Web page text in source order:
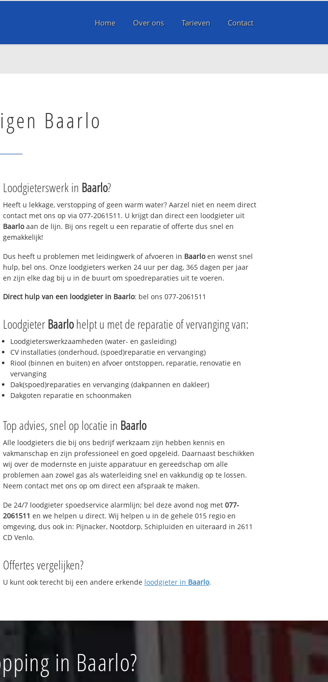
Home Over ons Tarieven Contact
Baarlo
Loodgieterswerk in Baarlo?
Heeft u lekkage, verstopping of geen warm water? Aarzel niet en neem direct
contact met ons op via 077-2061511. U krijgt dan direct een loodgieter uit
Baarloaan de lijn. Bij ons regelt u een reparatie of offerte dus snel en
gemakkelijk!
Dus heeft u problemen met leidingwerk of afvoeren in Baarloen wenst snel
hulp, bel ons. Onze loodgieters werken 24 uur per dag, 365 dagen per jaar
en zijn elke dag bij u in de buurt om spoedreparaties uit te voeren.
Direct hulp van een loodgieter in Baarlo: bel ons 077-2061511
Loodgieter Baarlohelpt u met de reparatie of vervanging van:
Loodgieterswerkzaamheden (water- en gasleiding)
CV installaties (onderhoud, (spoed)reparatie en vervanging)
Riool (binnen en buiten) en afvoer ontstoppen, reparatie, renovatie en
vervanging
Dak(spoed)reparaties en vervanging (dakpannen en dakleer)
Dakgoten reparatie en schoonmaken
Top advies, snel op locatie in Baarlo
Alle loodgieters die bij ons bedrijf werkzaam zijn hebben kennis en
vakmanschap en zijn professioneel en goed opgeleid. Daarnaast beschikken
wij over de modernste en juiste apparatuur en gereedschap om alle
problemen aan zowel gas als waterleiding snel en vakkundig op te lossen.
Neem contact met ons op om direct een afspraak te maken.
De 24/7 loodgieter spoedservice alarmlijn; bel deze avond nog met 077-
2061511 en we helpen u direct. Wij helpen u in de gehele 015 regio en
omgeving, dus ook in: Pijnacker, Nootdorp, Schipluiden en uiteraard in 2611
CD Venlo.
Offertes vergelijken?
U kunt ook terecht bij een andere erkende loodgieter in Baarlo.
in Baarlo?